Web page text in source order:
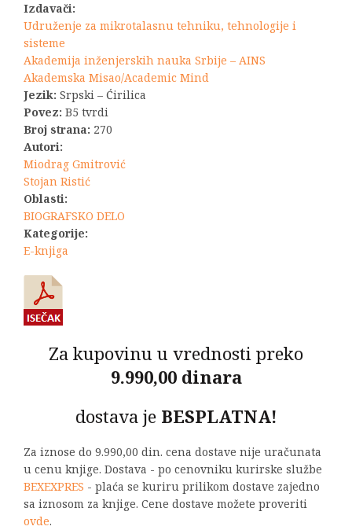
Izdavači:
Udruženje za mikrotalasnu tehniku, tehnologije i
sisteme
Akademija inženjerskih nauka Srbije – AINS
Akademska Misao/Academic Mind
Jezik: Srpski – Ćirilica
Povez: B5 tvrdi
Broj strana: 270
Autori:
Miodrag Gmitrović
Stojan Ristić
Oblasti:
BIOGRAFSKO DELO
Kategorije:
E-knjiga
Za kupovinu u vrednosti preko
9.990,00 dinara
dostava je BESPLATNA!
Za iznose do 9.990,00 din. cena dostave nije uračunata
u cenu knjige. Dostava - po cenovniku kurirske službe
BEXEXPRES - plaća se kuriru prilikom dostave zajedno
sa iznosom za knjige. Cene dostave možete proveriti
ovde.